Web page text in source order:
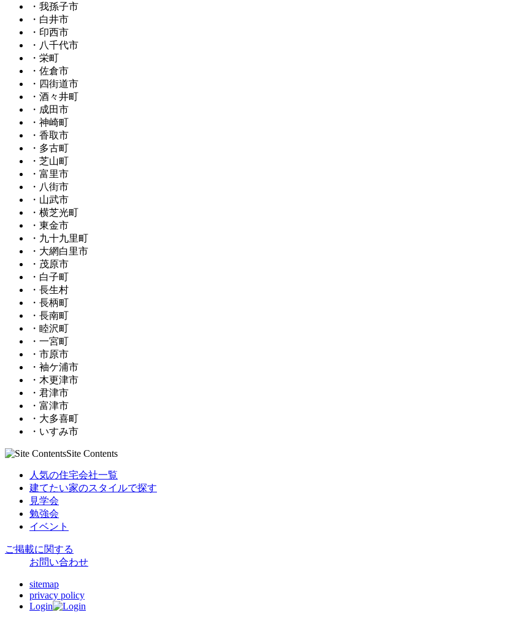
・我孫子市
・白井市
・印西市
・八千代市
・栄町
・佐倉市
・四街道市
・酒々井町
・成田市
・神崎町
・香取市
・多古町
・芝山町
・富里市
・八街市
・山武市
・横芝光町
・東金市
・九十九里町
・大網白里市
・茂原市
・白子町
・長生村
・長柄町
・長南町
・睦沢町
・一宮町
・市原市
・袖ケ浦市
・木更津市
・君津市
・富津市
・大多喜町
・いすみ市
Site Contents
人気の住宅会社一覧
建てたい家のスタイルで探す
見学会
勉強会
イベント
ご掲載に関する
お問い合わせ
sitemap
privacy policy
Login